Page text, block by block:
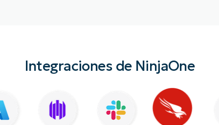
Integraciones de NinjaOne